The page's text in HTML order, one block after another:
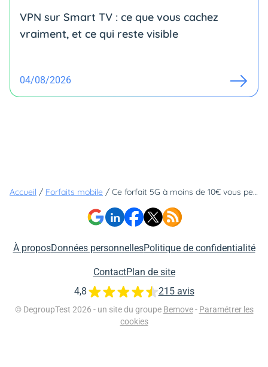
VPN sur Smart TV : ce que vous cachez
vraiment, et ce qui reste visible
04/08/2026
Accueil / Forfaits mobile / Ce forfait 5G à moins de 10€ vous permet de profiter d'un service en exclusivité et vous ne pourrez bientôt plus vous en passer
À proposDonnées personnellesPolitique de confidentialité
ContactPlan de site
© DegroupTest 2026 - un site du groupe Bemove - Paramétrer les
cookies
4,8 215 avis